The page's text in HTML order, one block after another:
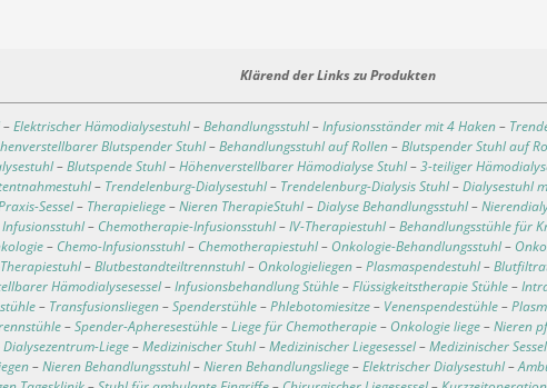
Klärend der Links zu Produkten
–Elektrischer Hämodialysestuhl–Behandlungsstuhl–Infusionsständer mit 4 Haken–
Blutspender Stuhl–Behandlungsstuhl auf Rollen–Blutspender Stuhl auf
–Blutspende Stuhl–Höhenverstellbarer Hämodialyse Stuhl–3-teiliger
– Trendelenburg-Dialysestuhl– Trendelenburg-Dialysis Stuhl–Dialysestuhl
Sessel– Therapieliege–Nieren TherapieStuhl–Dialyse Behandlungsstuhl–
Infusionsstuhl– Chemotherapie-Infusionsstuhl–IV-Therapiestuhl–Behandlungsstühle für
– Chemo-Infusionsstuhl– Chemotherapiestuhl– Onkologie-Behandlungsstuhl–
Therapiestuhl–Blutbestandteiltrennstuhl– Onkologieliegen–Plasmaspendestuhl–
Hämodialysesessel–Infusionsbehandlung Stühle–Flüssigkeitstherapie Stühle–
– Transfusionsliegen–Spenderstühle–Phlebotomiesitze– Venenspendestühle–
–Spender-Apheresestühle–Liege für Chemotherapie– Onkologie liege–Nieren
Dialysezentrum-Liege–Medizinischer Stuhl–Medizinischer Liegesessel–Medizinischer Sessel
–Nieren Behandlungsstuhl–Nieren Behandlungsliege–Elektrischer Dialysestuhl–